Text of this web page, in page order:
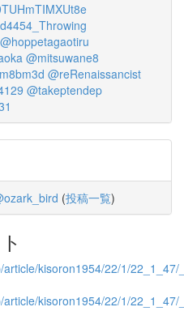
@hoppetagaotiru
@mitsuwane8
@reRenaissancist
@takeptendep
(投稿一覧)
kisoron1954/22/1/22_1_47/
kisoron1954/22/1/22_1_47/